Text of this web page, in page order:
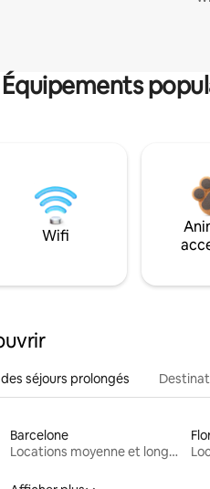
Équipements
Wifi
séjours prolongés
Barcelone
Locations moyenne et longue durée